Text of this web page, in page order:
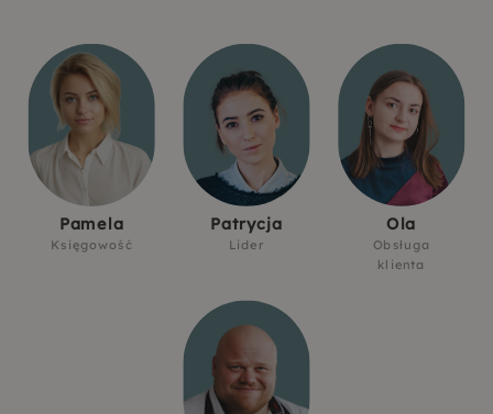
Pamela
Księgowość
Patrycja
Lider
Ola
Obsługa
klienta